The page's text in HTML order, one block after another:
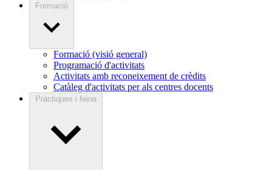
Formació
Formació (visió general)
Programació d'activitats
Activitats amb reconeixement de crèdits
Catàleg d'activitats per als centres docents
Pràctiques i feina